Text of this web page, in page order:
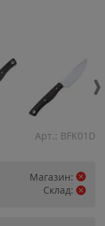
Арт.: BFK01D
Магазин:
Склад: